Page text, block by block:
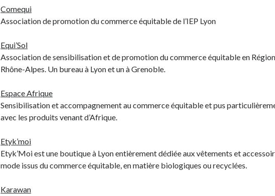
Comequi
Association de promotion du commerce équitable de l’IEP Lyon
Equi’Sol
Association de sensibilisation et de promotion du commerce équitable en Région
Rhône-Alpes. Un bureau à Lyon et un à Grenoble.
Espace Afrique
Sensibilisation et accompagnement au commerce équitable et pus
avec les produits venant d’Afrique.
Etyk’moi
Etyk’Moi est une boutique à Lyon entièrement dédiée aux vêtements et
mode issus du commerce équitable, en matière biologiques ou recyclées.
Karawan